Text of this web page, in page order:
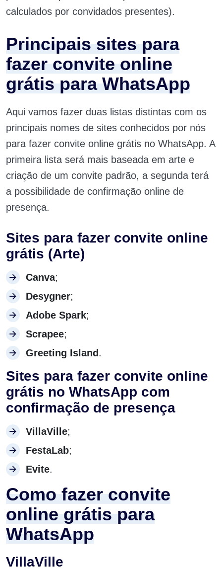
calculados por convidados presentes).
Principais sites para
fazer convite online
grátis para WhatsApp
Aqui vamos fazer duas listas distintas com os
principais nomes de sites conhecidos por nós
para fazer convite online grátis no WhatsApp. A
primeira lista será mais baseada em arte e
criação de um convite padrão, a segunda terá
a possibilidade de confirmação online de
presença.
Sites para fazer convite online
grátis (Arte)
Canva;
Desygner;
Adobe Spark;
Scrapee;
Greeting Island .
Sites para fazer convite online
grátis no WhatsApp com
confirmação de presença
VillaVille;
FestaLab;
Evite.
Como fazer convite
online grátis para
WhatsApp
VillaVille